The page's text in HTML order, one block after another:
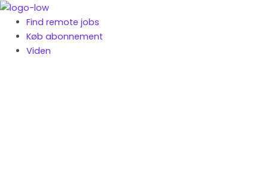
Gå
indholdet
Find remote jobs
Køb abonnement
Viden